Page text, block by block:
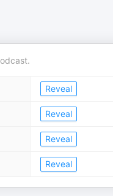
Reveal
Reveal
Reveal
Reveal